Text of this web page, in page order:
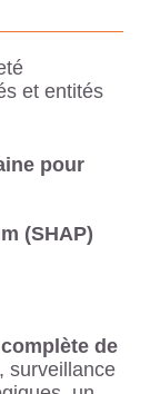
et entités
pour
(SHAP)
de
surveillance